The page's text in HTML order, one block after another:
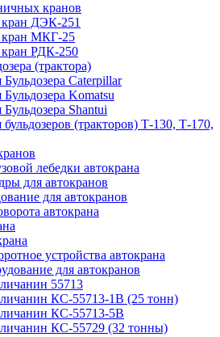
кранов
ДЭК-251
кран МКГ-25
РДК-250
(трактора)
Бульдозера Caterpillar
Бульдозера Komatsu
Бульдозера Shantui
бульдозеров (тракторов) Т-130, Т-170,
лебедки автокрана
для автокранов
для автокранов
автокрана
устройства автокрана
для автокранов
55713
КС-55713-1В (25 тонн)
КС-55713-5В
КС-55729 (32 тонны)